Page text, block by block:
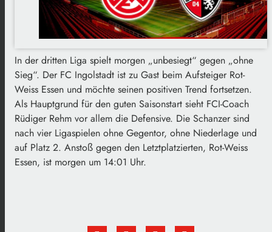
In der dritten Liga spielt morgen „unbesiegt“ gegen „ohne
Sieg“. Der FC Ingolstadt ist zu Gast beim Aufsteiger Rot-
Weiss Essen und möchte seinen positiven Trend fortsetzen.
Als Hauptgrund für den guten Saisonstart sieht FCI-Coach
Rüdiger Rehm vor allem die Defensive. Die Schanzer sind
nach vier Ligaspielen ohne Gegentor, ohne Niederlage und
auf Platz 2. Anstoß gegen den Letztplatzierten, Rot-Weiss
Essen, ist morgen um 14:01 Uhr.